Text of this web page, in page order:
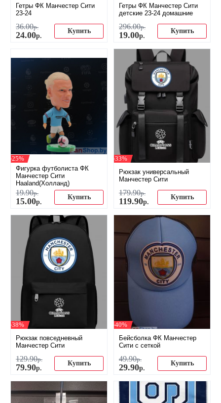
Гетры ФК Манчестер Сити
23-24
36.00р.
24.00р.
Купить
Гетры ФК Манчестер Сити
детские 23-24 домашние
296.00р.
19.00р.
Купить
-25%
Фигурка футболиста ФК
Манчестер Сити
Haaland(Холланд)
19.90р.
15.00р.
Купить
-33%
Рюкзак универсальный
Манчестер Сити
179.90р.
119.90р.
Купить
-38%
Рюкзак повседневный
Манчестер Сити
129.90р.
79.90р.
Купить
-40%
Бейсболка ФК Манчестер
Сити с сеткой
49.90р.
29.90р.
Купить